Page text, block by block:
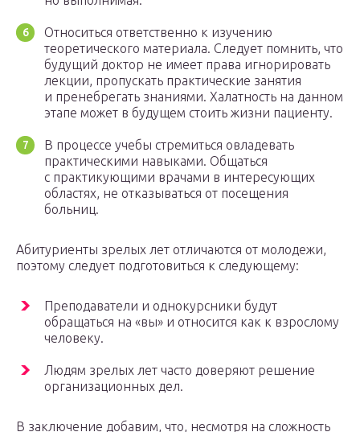
Относиться ответственно к изучению
теоретического материала. Следует помнить, что
будущий доктор не имеет права игнорировать
лекции, пропускать практические занятия
и пренебрегать знаниями. Халатность на данном
этапе может в будущем стоить жизни пациенту.
В процессе учебы стремиться овладевать
практическими навыками. Общаться
с практикующими врачами в интересующих
областях, не отказываться от посещения
больниц.
Абитуриенты зрелых лет отличаются от молодежи,
поэтому следует подготовиться к следующему:
Преподаватели и однокурсники будут
обращаться на «вы» и относится как к взрослому
человеку.
Людям зрелых лет часто доверяют решение
организационных дел.
В заключение добавим, что, несмотря на сложность